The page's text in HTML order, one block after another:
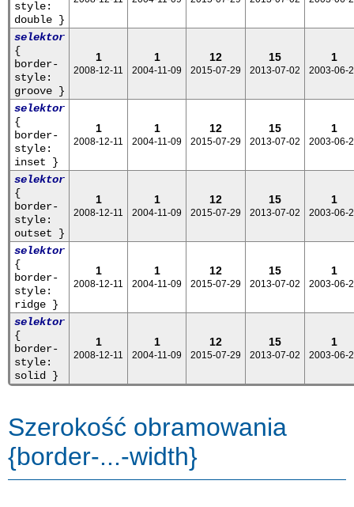
style:
double }
selektor
{
border-
style:
groove }
1
2008-12-11
1
2004-11-09
12
2015-07-29
15
2013-07-02
1
2003-06-
selektor
{
border-
style:
inset }
1
2008-12-11
1
2004-11-09
12
2015-07-29
15
2013-07-02
1
2003-06-
selektor
{
border-
style:
outset }
1
2008-12-11
1
2004-11-09
12
2015-07-29
15
2013-07-02
1
2003-06-
selektor
{
border-
style:
ridge }
1
2008-12-11
1
2004-11-09
12
2015-07-29
15
2013-07-02
1
2003-06-
selektor
{
border-
style:
solid }
1
2008-12-11
1
2004-11-09
12
2015-07-29
15
2013-07-02
1
2003-06-
Szerokość obramowania
{border-...-width}